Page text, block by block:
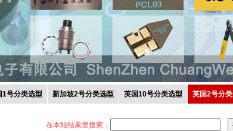
1号分类选型 新加坡2号分类选型 英国10号分类选型 英国2号分
在本站结果里搜索：